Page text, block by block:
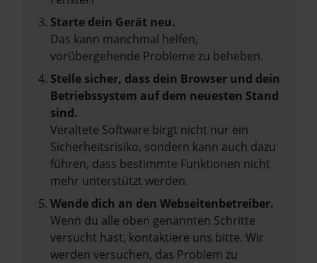
Starte dein Gerät neu.
Das kann manchmal helfen,
vorübergehende Probleme zu beheben.
Stelle sicher, dass dein Browser und dein
Betriebssystem auf dem neuesten Stand
sind.
Veraltete Software birgt nicht nur ein
Sicherheitsrisiko, sondern kann auch dazu
führen, dass bestimmte Funktionen nicht
mehr unterstützt werden.
Wende dich an den Webseitenbetreiber.
Wenn du alle oben genannten Schritte
versucht hast, kontaktiere uns bitte. Wir
werden versuchen, das Problem zu